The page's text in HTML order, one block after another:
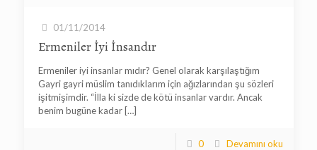
01/11/2014
Ermeniler İyi İnsandır
Ermeniler iyi insanlar mıdır? Genel olarak karşılaştığım
Gayri gayri müslim tanıdıklarım için ağızlarından şu sözleri
işitmişimdir. “İlla ki sizde de kötü insanlar vardır. Ancak
benim bugüne kadar[…]
0 Devamını oku